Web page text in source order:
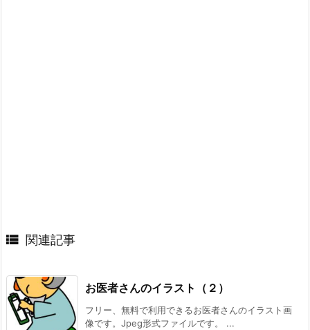
 関連記事
お医者さんのイラスト（２）
フリー、無料で利用できるお医者さんのイラスト画
像です。Jpeg形式ファイルです。 ...